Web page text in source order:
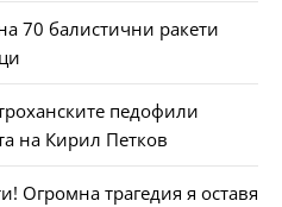
70 балистични ракети
педофили
на Кирил Петков
Огромна трагедия я оставя